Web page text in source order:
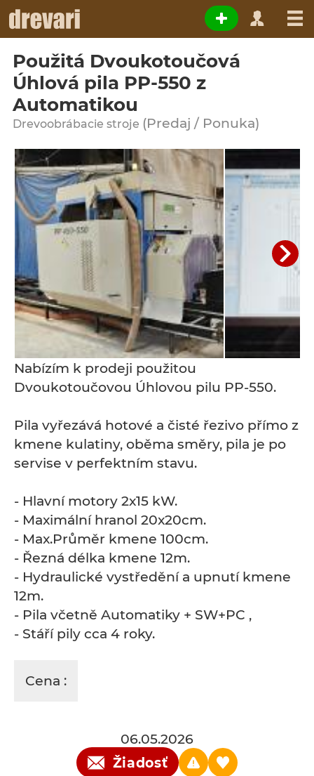
Použitá Dvoukotoučová
Úhlová pila PP-550 z
Automatikou
Drevoobrábacie stroje (Predaj / Ponuka)
Nabízím k prodeji použitou
Dvoukotoučovou Úhlovou pilu PP-550.
Pila vyřezává hotové a čisté řezivo přímo z
kmene kulatiny, oběma směry, pila je po
servise v perfektním stavu.
- Hlavní motory 2x15 kW.
- Maximální hranol 20x20cm.
- Max.Průměr kmene 100cm.
- Řezná délka kmene 12m.
- Hydraulické vystředění a upnutí kmene
12m.
- Pila včetně Automatiky + SW+PC ,
- Stáří pily cca 4 roky.
Cena :
06.05.2026
Žiadosť